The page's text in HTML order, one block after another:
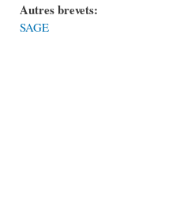
Autres brevets:
SAGE